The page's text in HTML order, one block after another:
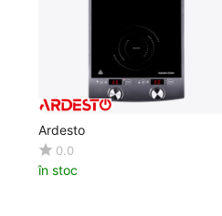
Ardesto
0.0
în stoc